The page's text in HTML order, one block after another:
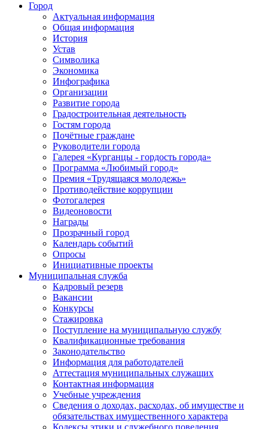
Город
Актуальная информация
Общая информация
История
Устав
Символика
Экономика
Инфографика
Организации
Развитие города
Градостроительная деятельность
Гостям города
Почётные граждане
Руководители города
Галерея «Курганцы - гордость города»
Программа «Любимый город»
Премия «Трудящаяся молодежь»
Противодействие коррупции
Фотогалерея
Видеоновости
Награды
Прозрачный город
Календарь событий
Опросы
Инициативные проекты
Муниципальная служба
Кадровый резерв
Вакансии
Конкурсы
Стажировка
Поступление на муниципальную службу
Квалификационные требования
Законодательство
Информация для работодателей
Аттестация муниципальных служащих
Контактная информация
Учебные учреждения
Сведения о доходах, расходах, об имуществе и
обязательствах имущественного характера
Кодексы этики и служебного поведения